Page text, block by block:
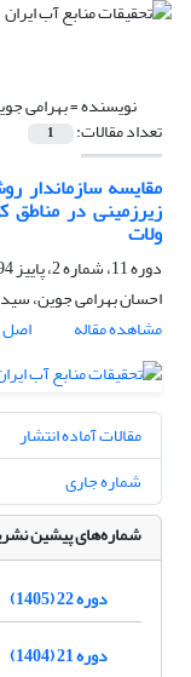
نویسنده =بهرامی
تعداد مقالات: 1
مقایسه سازماندار
زیرزمینی در
ولات
دوره 11، شماره 2، پاییز 1394، صفحه
احسان بهرامی جوین،
مشاهده مقاله
اصل
مقالات آماده انتشار
شماره جاری
شماره‌های پیشین
دوره 22 (1405)
دوره 21 (1404)